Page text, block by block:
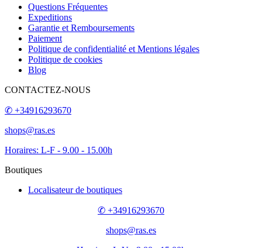
Questions Fréquentes
Expeditions
Garantie et Remboursements
Paiement
Politique de confidentialité et Mentions légales
Politique de cookies
Blog
CONTACTEZ-NOUS
✆ +34916293670
shops@ras.es
Horaires: L-F - 9.00 - 15.00h
Boutiques
Localisateur de boutiques
✆ +34916293670
shops@ras.es